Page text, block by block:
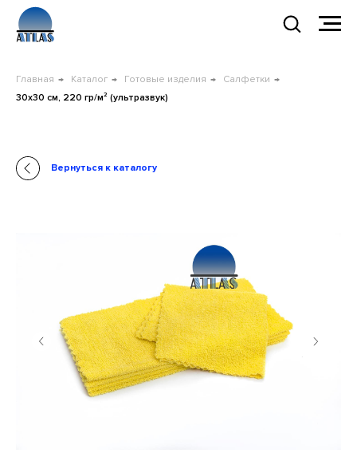
Главная → Каталог → Готовые изделия → Салфетки →
30x30 см, 220 гр/м² (ультразвук)
Вернуться к каталогу